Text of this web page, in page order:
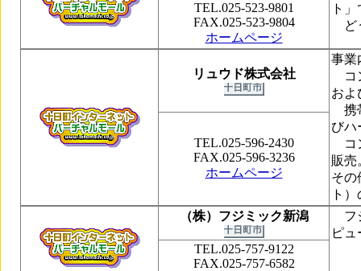
ト
ど
TEL.025-523-9801
FAX.025-523-9804
ホームページ
リュウド株式会社
事業
コ
およ
携
びハ
コ
販売
その
ト
TEL.025-596-2430
FAX.025-596-3236
ホームページ
（株）フジミック新潟
フ
ピ
TEL.025-757-9122
FAX.025-757-6582